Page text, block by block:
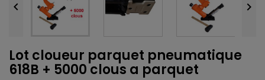
 
Lot cloueur parquet pneumatique
618B + 5000 clous a parquet